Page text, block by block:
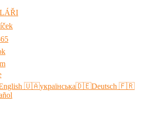
🇺🇦українська🇩🇪Deutsch 🇫🇷